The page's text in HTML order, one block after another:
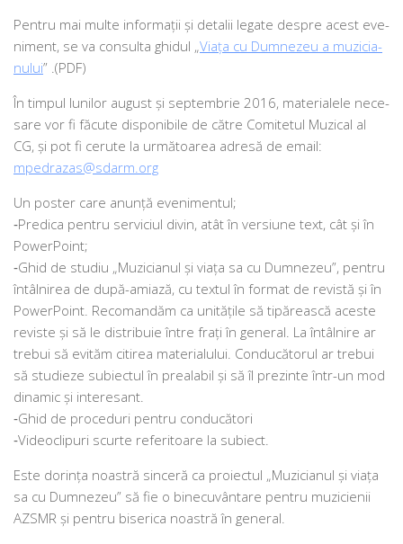
Pentru mai mul­te infor­ma­ţii şi deta­lii lega­te des­pre acest eve­
ni­ment, se va con­sul­ta ghi­dul „Viaţa cu Dumnezeu a muzi­cia­
nu­lui” .(PDF)
În tim­pul luni­lor august şi sep­tem­brie 2016, mate­ri­a­le­le nece­
sa­re vor fi făcu­te dis­po­ni­bi­le de către Comitetul Muzical al
CG, şi pot fi ceru­te la urmă­toa­rea adre­să de ema­il:
mpedrazas@sdarm.org
Un pos­ter care anu­nţă evenimentul;
‑Predica pen­tru ser­vi­ci­ul divin, atât în ver­siu­ne text, cât şi în
PowerPoint;
‑Ghid de stu­diu „Muzicianul şi via­ţa sa cu Dumnezeu”, pen­tru
întâl­ni­rea de după-ami­a­ză, cu tex­tul în for­mat de revis­tă şi în
PowerPoint. Recomandăm ca uni­tă­ţi­le să tipă­reas­că aces­te
revis­te şi să le dis­tri­bu­ie între fra­ţi în gene­ral. La întâl­ni­re ar
tre­bui să evi­tăm citi­rea mate­ri­a­lu­lui. Conducătorul ar tre­bui
să stu­die­ze subiec­tul în pre­a­la­bil şi să îl pre­zin­te într-un mod
dina­mic şi interesant.
‑Ghid de pro­ce­duri pen­tru conducători
‑Videoclipuri scur­te refe­ri­toa­re la subiect.
Este dorinţa noas­tră sin­ce­ră ca pro­iec­tul „Muzicianul şi via­ţa
sa cu Dumnezeu” să fie o bine­cu­vân­ta­re pen­tru muzi­cie­nii
AZSMR şi pen­tru bise­ri­ca noas­tră în general.